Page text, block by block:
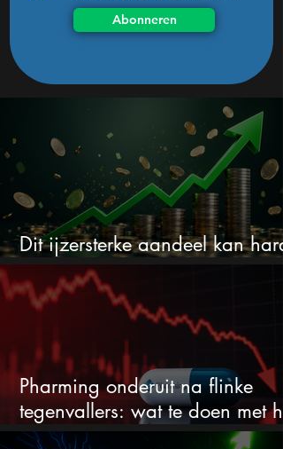
Abonneren
Dit ijzersterke aandeel kan hard
stijgen maar bijna niemand kijkt
Pharming onderuit na flinke
tegenvallers: wat te doen met
aandeel?